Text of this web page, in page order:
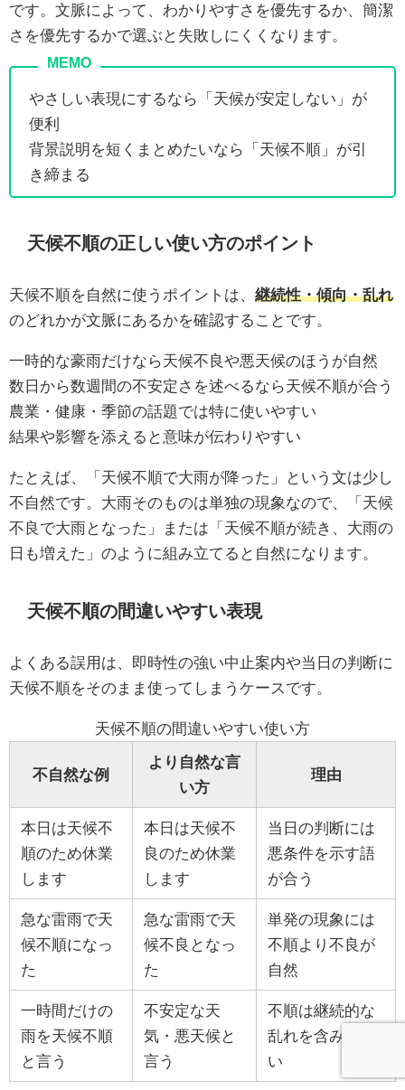
です。文脈によって、わかりやすさを優先するか、簡潔
さを優先するかで選ぶと失敗しにくくなります。
やさしい表現にするなら「天候が安定しない」が
便利
背景説明を短くまとめたいなら「天候不順」が引
き締まる
天候不順の正しい使い方のポイント
天候不順を自然に使うポイントは、 継続性・傾向・乱れ
のどれかが文脈にあるかを確認することです。
一時的な豪雨だけなら天候不良や悪天候のほうが自然
数日から数週間の不安定さを述べるなら天候不順が合う
農業・健康・季節の話題では特に使いやすい
結果や影響を添えると意味が伝わりやすい
たとえば、「天候不順で大雨が降った」という文は少し
不自然です。大雨そのものは単独の現象なので、「天候
不良で大雨となった」または「天候不順が続き、大雨の
日も増えた」のように組み立てると自然になります。
天候不順の間違いやすい表現
よくある誤用は、即時性の強い中止案内や当日の判断に
天候不順をそのまま使ってしまうケースです。
天候不順の間違いやすい使い方
不自然な例
より自然な言
い方
理由
本日は天候不
順のため休業
します
本日は天候不
良のため休業
します
当日の判断には
悪条件を示す語
が合う
急な雷雨で天
候不順になっ
た
急な雷雨で天
候不良となっ
た
単発の現象には
不順より不良が
自然
一時間だけの
雨を天候不順
と言う
不安定な天
気・悪天候と
言う
不順は継続的な
乱れを含みやす
い